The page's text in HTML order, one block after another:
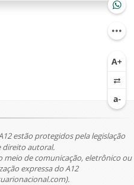
estão protegidos pela legislação
direito autoral.
de comunicação, eletrônico ou
expressa do A12